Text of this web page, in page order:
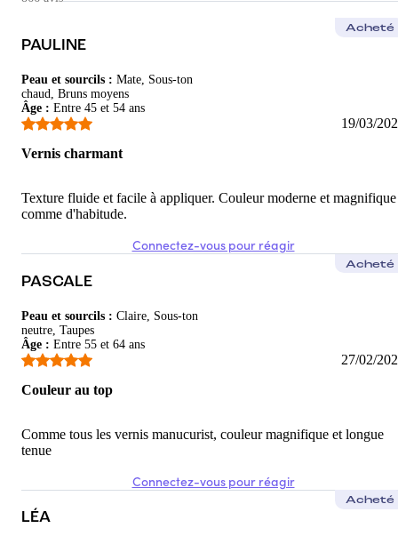
Magnifique
5/5
Valérie
Splendide
Je suis toujours aussi fan des coloris que sort Manucurist .
PAULINE
Peau et sourcils : Mate, Sous-ton
chaud, Bruns moyens
Âge : Entre 45 et 54 ans
Acheté
19/03/
Vernis charmant
Texture fluide et facile à appliquer. Couleur moderne et magnifique
comme d'habitude.
Connectez-vous pour réagir
PASCALE
Peau et sourcils : Claire, Sous-ton
neutre, Taupes
Âge : Entre 55 et 64 ans
Acheté
27/02/
Couleur au top
Comme tous les vernis manucurist, couleur magnifique et longue
tenue
Connectez-vous pour réagir
LÉA
Acheté